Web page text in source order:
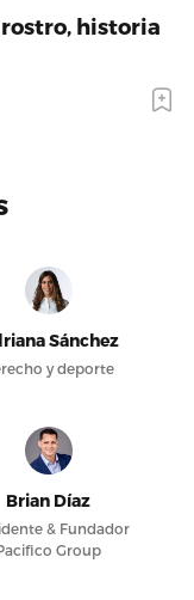
historia
Sánchez
y deporte
Brian Díaz
& Fundador
Group